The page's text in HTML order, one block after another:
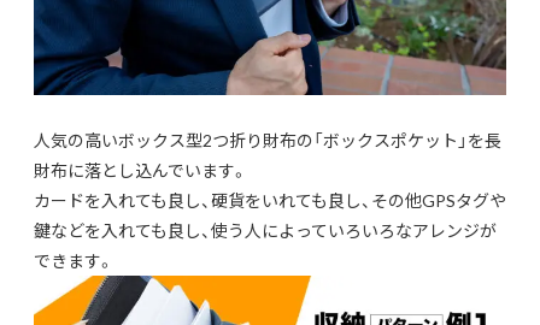
人気の高いボックス型2つ折り財布の「ボックスポケット」を長
財布に落とし込んでいます。
カードを入れても良し、硬貨をいれても良し、その他GPSタグや
鍵などを入れても良し、使う人によっていろいろなアレンジが
できます。